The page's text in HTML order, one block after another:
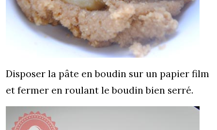
Disposer la pâte en boudin sur un papier film
et fermer en roulant le boudin bien serré.